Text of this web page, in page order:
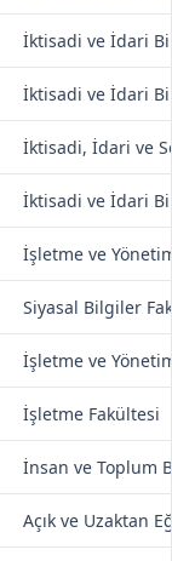
İktisadi ve İdari
İktisadi ve İdari
İktisadi, İdari ve
İktisadi ve İdari
İşletme ve
Siyasal Bilgiler
İşletme ve
İşletme Fakültesi
İnsan ve Toplum
Açık ve Uzaktan